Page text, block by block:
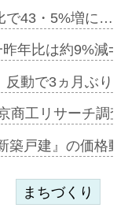
で43・5%増に…
年比は約9%
反動で3ヵ月ぶ
商工リサーチ
築戸建』の価
まちづくり